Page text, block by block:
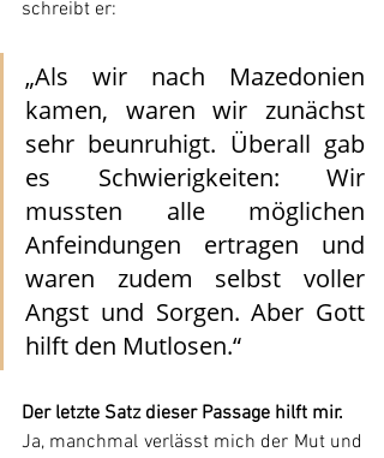
schreibt er:
„Als wir nach Mazedonien
kamen, waren wir zunächst
sehr beunruhigt. Überall gab
es Schwierigkeiten: Wir
mussten alle möglichen
Anfeindungen ertragen und
waren zudem selbst voller
Angst und Sorgen. Aber Gott
hilft den Mutlosen.“
Der letzte Satz dieser Passage hilft mir.
Ja, manchmal verlässt mich der Mut und